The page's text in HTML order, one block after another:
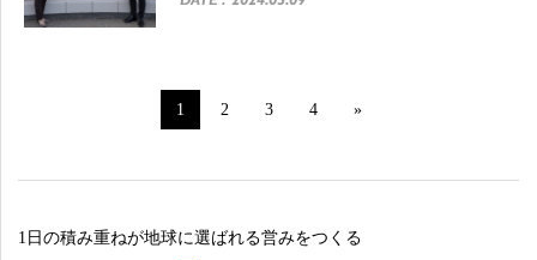
1 2 3 4 »
1日の積み重ねが地球に選ばれる営みをつくる